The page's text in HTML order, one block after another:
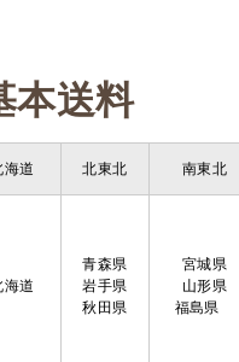
基本送
海道 北東北 南東北
海道
青森県
岩手県
秋田県
宮城県
山形県
福島県